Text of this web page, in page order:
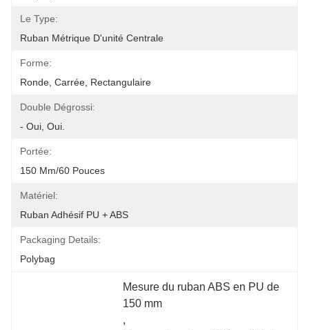
Le Type:
Ruban Métrique D'unité Centrale
Forme:
Ronde, Carrée, Rectangulaire
Double Dégrossi:
- Oui, Oui.
Portée:
150 Mm/60 Pouces
Matériel:
Ruban Adhésif PU + ABS
Packaging Details:
Polybag
Mesure du ruban ABS en PU de
150 mm
,